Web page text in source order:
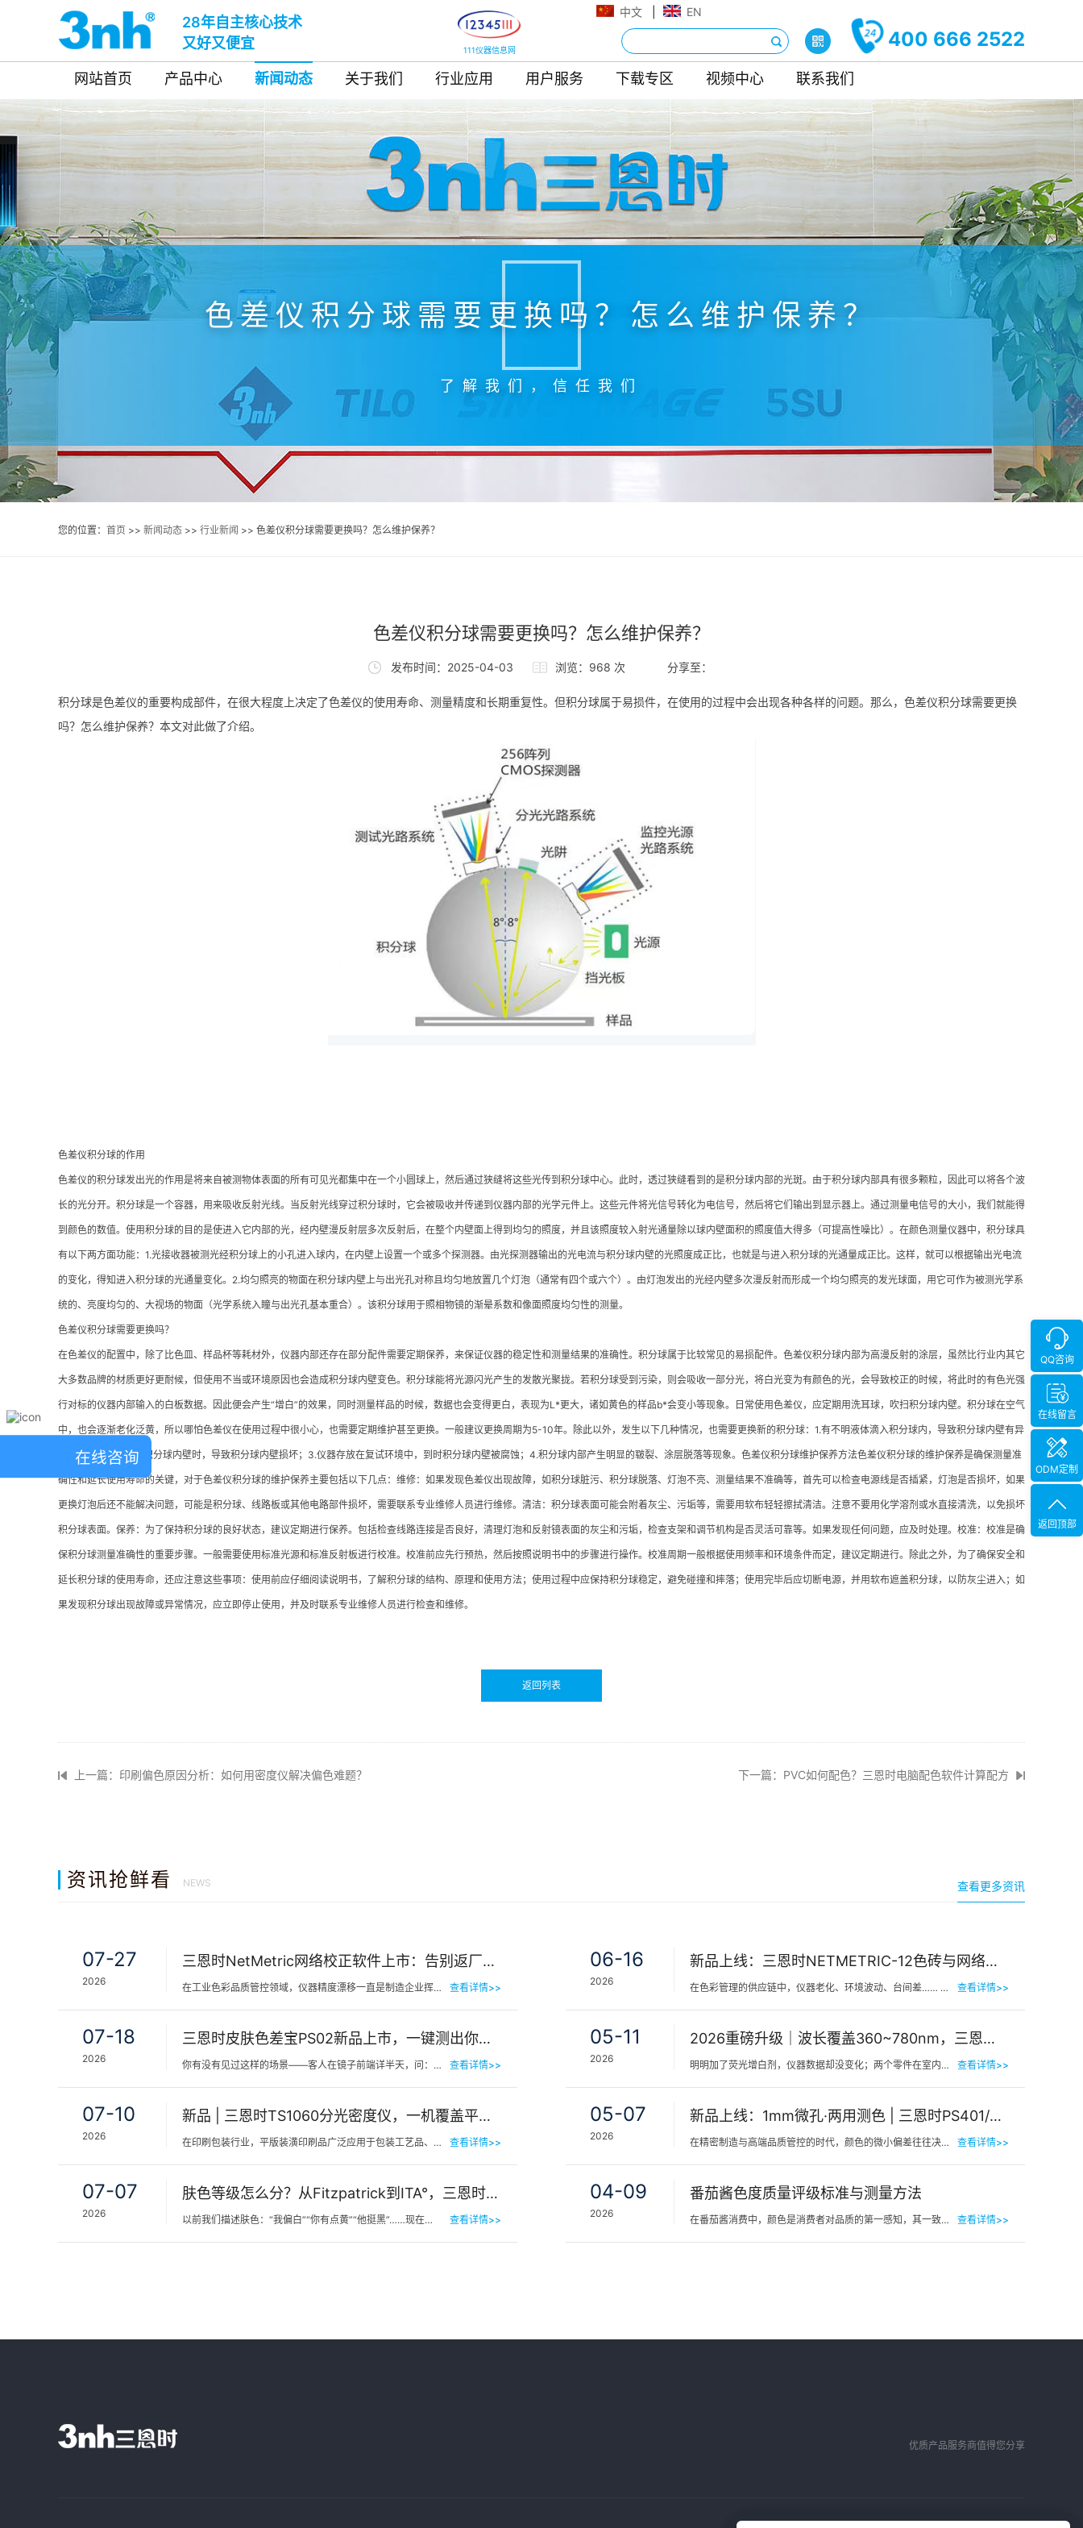
28年自主核心技术
又好又便宜
中文 EN
111仪器信息网 400 666 2522
网站首页 产品中心 新闻动态 关于我们 行业应用 用户服务 下载专区 视频中心 联系我们
色差仪积分球需要更换吗？怎么维护保养？
了解我们，信任我们
您的位置： 首页 >> 新闻动态 >> 行业新闻 >> 色差仪积分球需要更换吗？怎么维护保养？
色差仪积分球需要更换吗？怎么维护保养？
发布时间：2025-04-03 浏览：968 次 分享至：
积分球是色差仪的重要构成部件，在很大程度上决定了色差仪的使用寿命、测量精度和长期重复性。但积分球属于易损件，在使用的过程中会出现各种各样的问题。那么，色差仪积分球需要更换
吗？怎么维护保养？本文对此做了介绍。
色差仪积分球的作用
色差仪的积分球发出光的作用是将来自被测物体表面的所有可见光都集中在一个小圆球上，然后通过狭缝将这些光传到积分球中心。此时，透过狭缝看到的是积分球内部的光斑。由于积分球内部具有很多颗粒，因此可以将各个波
长的光分开。积分球是一个容器，用来吸收反射光线。当反射光线穿过积分球时，它会被吸收并传递到仪器内部的光学元件上。这些元件将光信号转化为电信号，然后将它们输出到显示器上。通过测量电信号的大小，我们就能得
到颜色的数值。使用积分球的目的是使进入它内部的光，经内壁漫反射层多次反射后，在整个内壁面上得到均匀的照度，并且该照度较入射光通量除以球内壁面积的照度值大得多（可提高性噪比）。在颜色测量仪器中，积分球具
有以下两方面功能：1.光接收器被测光经积分球上的小孔进入球内，在内壁上设置一个或多个探测器。由光探测器输出的光电流与积分球内壁的光照度成正比，也就是与进入积分球的光通量成正比。这样，就可以根据输出光电流
的变化，得知进入积分球的光通量变化。2.均匀照亮的物面在积分球内壁上与出光孔对称且均匀地放置几个灯泡（通常有四个或六个）。由灯泡发出的光经内壁多次漫反射而形成一个均匀照亮的发光球面，用它可作为被测光学系
统的、亮度均匀的、大视场的物面（光学系统入瞳与出光孔基本重合）。该积分球用于照相物镜的渐晕系数和像面照度均匀性的测量。
色差仪积分球需要更换吗？
在色差仪的配置中，除了比色皿、样品杯等耗材外，仪器内部还存在部分配件需要定期保养，来保证仪器的稳定性和测量结果的准确性。积分球属于比较常见的易损配件。色差仪积分球内部为高漫反射的涂层，虽然比行业内其它
大多数品牌的材质更好更耐候，但使用不当或环境原因也会造成积分球内壁变色。积分球能将光源闪光产生的发散光聚拢。若积分球受到污染，则会吸收一部分光，将白光变为有颜色的光，会导致校正的时候，将此时的有色光强
行对标的仪器内部输入的白板数据。因此便会产生“增白”的效果，同时测量样品的时候，数据也会变得更白，表现为L*更大，诸如黄色的样品b*会变小等现象。日常使用色差仪，应定期用洗耳球，吹扫积分球内壁。积分球在空气
中，也会逐渐老化泛黄，所以哪怕色差仪在使用过程中很小心，也需要定期维护甚至更换。一般建议更换周期为5-10年。除此以外，发生以下几种情况，也需要更换新的积分球：1.有不明液体滴入积分球内，导致积分球内壁有异
样的颜色；2.在擦拭积分球内壁时，导致积分球内壁损坏；3.仪器存放在复试环境中，到时积分球内壁被腐蚀；4.积分球内部产生明显的皲裂、涂层脱落等现象。色差仪积分球维护保养方法色差仪积分球的维护保养是确保测量准
确性和延长使用寿命的关键，对于色差仪积分球的维护保养主要包括以下几点：维修：如果发现色差仪出现故障，如积分球脏污、积分球脱落、灯泡不亮、测量结果不准确等，首先可以检查电源线是否插紧，灯泡是否损坏，如果
更换灯泡后还不能解决问题，可能是积分球、线路板或其他电路部件损坏，需要联系专业维修人员进行维修。清洁：积分球表面可能会附着灰尘、污垢等，需要用软布轻轻擦拭清洁。注意不要用化学溶剂或水直接清洗，以免损坏
积分球表面。保养：为了保持积分球的良好状态，建议定期进行保养。包括检查线路连接是否良好，清理灯泡和反射镜表面的灰尘和污垢，检查支架和调节机构是否灵活可靠等。如果发现任何问题，应及时处理。校准：校准是确
保积分球测量准确性的重要步骤。一般需要使用标准光源和标准反射板进行校准。校准前应先行预热，然后按照说明书中的步骤进行操作。校准周期一般根据使用频率和环境条件而定，建议定期进行。除此之外，为了确保安全和
延长积分球的使用寿命，还应注意这些事项：使用前应仔细阅读说明书，了解积分球的结构、原理和使用方法；使用过程中应保持积分球稳定，避免碰撞和摔落；使用完毕后应切断电源，并用软布遮盖积分球，以防灰尘进入；如
果发现积分球出现故障或异常情况，应立即停止使用，并及时联系专业维修人员进行检查和维修。
返回列表
上一篇：印刷偏色原因分析：如何用密度仪解决偏色难题？ 下一篇：PVC如何配色？三恩时电脑配色软件计算配方
资讯抢鲜看 NEWS 查看更多资讯
07-27
2026
三恩时NetMetric网络校正软件上市：告别返厂，15分钟让测色仪“恢复出厂精度”
在工业色彩品质管控领域，仪器精度漂移一直是制造企业挥之不去的隐痛。同一批货，A车间测合格、B车间测不合… 查看详情>>
07-18
2026
三恩时皮肤色差宝PS02新品上市，一键测出你的精准肤色等级
你有没有见过这样的场景——客人在镜子前端详半天，问：“我是不是白了一点？”美容师… 查看详情>>
07-10
2026
新品 | 三恩时TS1060分光密度仪，一机覆盖平版装潢印刷品色密度与色差检测
在印刷包装行业，平版装潢印刷品广泛应用于包装工艺品、日化标签、节日用品等场景，客户对同一批次产品的色… 查看详情>>
07-07
2026
肤色等级怎么分？从Fitzpatrick到ITA°，三恩时皮肤测色仪让肤色“数字化”
以前我们描述肤色：“我偏白”“你有点黄”“他挺黑”……现在… 查看详情>>
06-16
2026
新品上线：三恩时NETMETRIC-12色砖与网络校正软件，解决台间差难题
在色彩管理的供应链中，仪器老化、环境波动、台间差…… 一个环节的微小偏差，都可能导致最终… 查看详情>>
05-11
2026
2026重磅升级｜波长覆盖360~780nm，三恩时便携式分光测色仪全光谱了！
明明加了荧光增白剂，仪器数据却没变化；两个零件在室内颜色一样，一到阳光下就“原形毕露”&hel… 查看详情>>
05-07
2026
新品上线：1mm微孔·两用测色 | 三恩时PS401/PS301分光测色仪！
在精密制造与高端品质管控的时代，颜色的微小偏差往往决定着产品的最终命运。对于极小物件、曲面弧面、精密… 查看详情>>
04-09
2026
番茄酱色度质量评级标准与测量方法
在番茄酱消费中，颜色是消费者对品质的第一感知，其一致性与达标性直接影响品牌信任度和产品竞争力。很多人… 查看详情>>
优质产品服务商值得您分享
QQ咨询
在线留言
ODM定制
返回顶部
在线咨询